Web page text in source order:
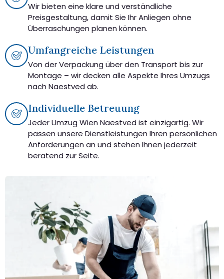
Wir bieten eine klare und verständliche
Preisgestaltung, damit Sie Ihr Anliegen ohne
Überraschungen planen können.
Umfangreiche Leistungen
Von der Verpackung über den Transport bis zur
Montage – wir decken alle Aspekte Ihres Umzugs
nach Naestved ab.
Individuelle Betreuung
Jeder Umzug Wien Naestved ist einzigartig. Wir
passen unsere Dienstleistungen Ihren persönlichen
Anforderungen an und stehen Ihnen jederzeit
beratend zur Seite.